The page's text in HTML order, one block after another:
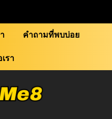
คำถามที่พบบ่อย
รา